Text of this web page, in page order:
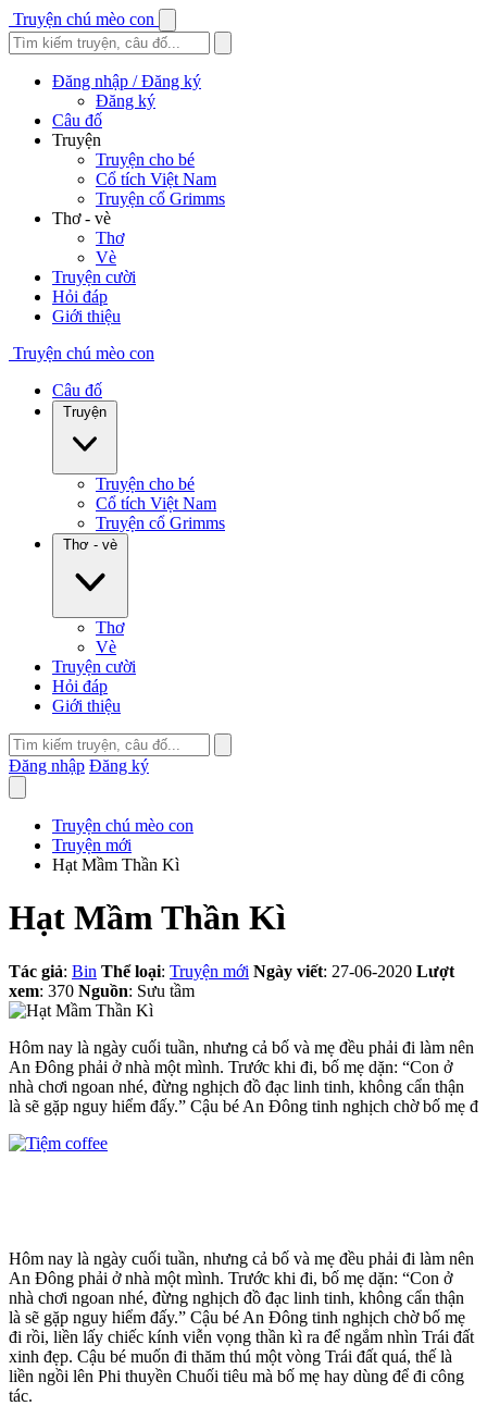
Truyện chú mèo con
Đăng nhập / Đăng ký
Đăng ký
Câu đố
Truyện
Truyện cho bé
Cổ tích Việt Nam
Truyện cổ Grimms
Thơ - vè
Thơ
Vè
Truyện cười
Hỏi đáp
Giới thiệu
Truyện chú mèo con
Câu đố
Truyện
Truyện cho bé
Cổ tích Việt Nam
Truyện cổ Grimms
Thơ - vè
Thơ
Vè
Truyện cười
Hỏi đáp
Giới thiệu
Đăng nhập Đăng ký
Truyện chú mèo con
Truyện mới
Hạt Mầm Thần Kì
Hạt Mầm Thần Kì
Tác giả: Bin Thể loại: Truyện mới Ngày viết: 27-06-2020 Lượt
xem: 370 Nguồn: Sưu tầm
Hôm nay là ngày cuối tuần, nhưng cả bố và mẹ đều phải đi làm nên
An Đông phải ở nhà một mình. Trước khi đi, bố mẹ dặn: “Con ở
nhà chơi ngoan nhé, đừng nghịch đồ đạc linh tinh, không cẩn thận
là sẽ gặp nguy hiểm đấy.” Cậu bé An Đông tinh nghịch chờ bố mẹ đ
Hôm nay là ngày cuối tuần, nhưng cả bố và mẹ đều phải đi làm nên
An Đông phải ở nhà một mình. Trước khi đi, bố mẹ dặn: “Con ở
nhà chơi ngoan nhé, đừng nghịch đồ đạc linh tinh, không cẩn thận
là sẽ gặp nguy hiểm đấy.” Cậu bé An Đông tinh nghịch chờ bố mẹ
đi rồi, liền lấy chiếc kính viễn vọng thần kì ra để ngắm nhìn Trái đất
xinh đẹp. Cậu bé muốn đi thăm thú một vòng Trái đất quá, thế là
liền ngồi lên Phi thuyền Chuối tiêu mà bố mẹ hay dùng để đi công
tác.